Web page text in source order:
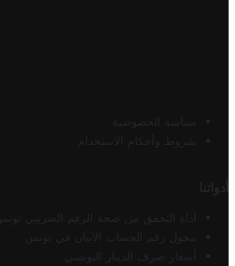
سياسة الخصوصية
شروط وأحكام الاستخدام
أدواتنا
أداة التحقق من صحة الرقم الضريبي تونس
محول رقم الحساب الآيبان في تونس
أسعار صرف الدينار التونسي